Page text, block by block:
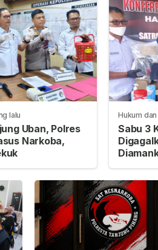
lalu
Uban, Polres
Narkoba,
Hukum
Sabu 3